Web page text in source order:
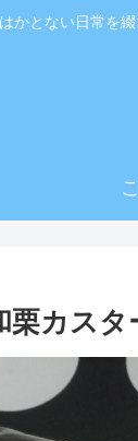
かとない日常を
カスタ